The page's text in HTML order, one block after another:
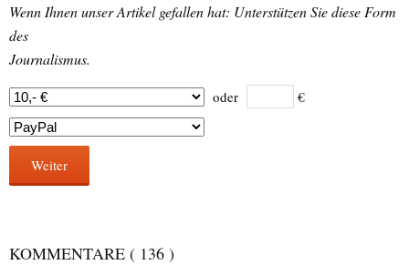
Wenn Ihnen unser Artikel gefallen hat: Unterstützen Sie diese Form
des
Journalismus.
oder €
Weiter
KOMMENTARE ( 136 )